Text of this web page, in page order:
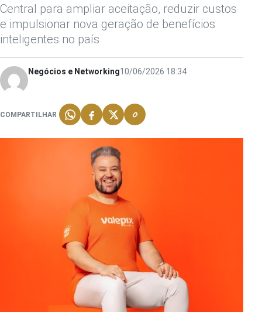
Central para ampliar aceitação, reduzir custos
e impulsionar nova geração de benefícios
inteligentes no país
Negócios e Networking10/06/2026 18:34
COMPARTILHAR